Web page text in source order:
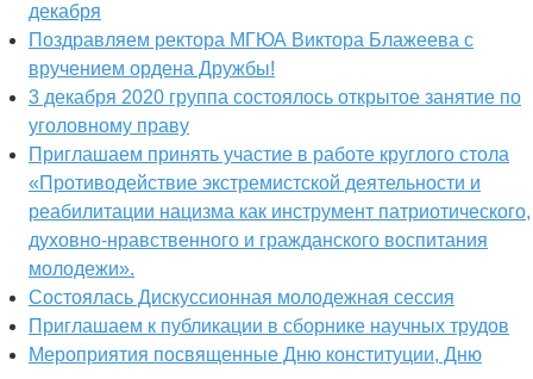
декабря
Поздравляем ректора МГЮА Виктора Блажеева с
вручением ордена Дружбы!
3 декабря 2020 группа состоялось открытое занятие по
уголовному праву
Приглашаем принять участие в работе круглого стола
«Противодействие экстремистской деятельности и
реабилитации нацизма как инструмент патриотического,
духовно-нравственного и гражданского воспитания
молодежи».
Состоялась Дискуссионная молодежная сессия
Приглашаем к публикации в сборнике научных трудов
Мероприятия посвященные Дню конституции, Дню